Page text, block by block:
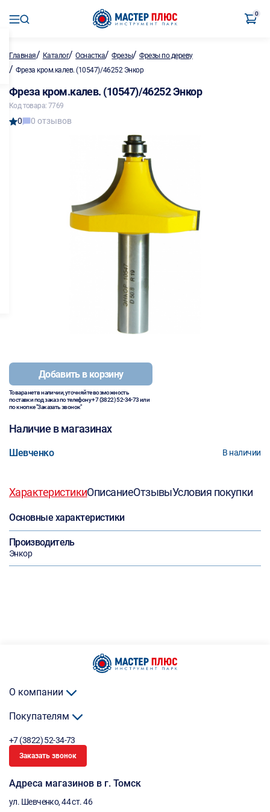
0
Главная/ Каталог/Оснастка/Фрезы/Фрезы по дереву
/ Фреза кром.калев. (10547)/46252 Энкор
Фреза кром.калев. (10547)/46252 Энкор
Код товара: 7769
0 0 отзывов
Добавить в корзину
Товара нет в наличии, уточняйте возможность
поставки под заказ по телефону+7 (3822) 52-34-73или
по кнопке "Заказать звонок"
Наличие в магазинах
Шевченко В наличии
ХарактеристикиОписаниеОтзывыУсловия покупки
Основные характеристики
Производитель
Энкор
О компании
Покупателям
+7 (3822) 52-34-73
Заказать звонок
Адреса магазинов в г. Томск
ул. Шевченко, 44 ст. 46